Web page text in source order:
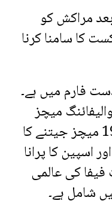
مراکش کو
2-0 سے شکست کا سامنا کرنا
فارم میں ہے۔
میچز
جیتے اور اس دوران مسلسل 19 میچز جیتنے کا
اسپین کا پرانا
فیفا کی عالمی